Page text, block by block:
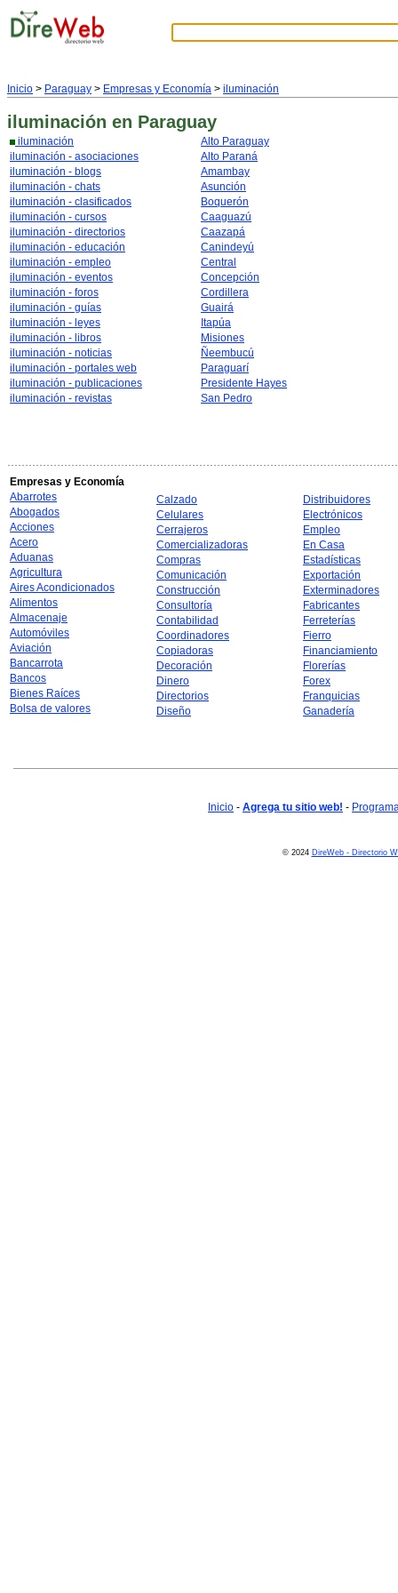
Inicio > Paraguay > Empresas y Economía > iluminación
iluminación en Paraguay
iluminación
iluminación - asociaciones
iluminación - blogs
iluminación - chats
iluminación - clasificados
iluminación - cursos
iluminación - directorios
iluminación - educación
iluminación - empleo
iluminación - eventos
iluminación - foros
iluminación - guías
iluminación - leyes
iluminación - libros
iluminación - noticias
iluminación - portales web
iluminación - publicaciones
iluminación - revistas
Alto Paraguay
Alto Paraná
Amambay
Asunción
Boquerón
Caaguazú
Caazapá
Canindeyú
Central
Concepción
Cordillera
Guairá
Itapúa
Misiones
Ñeembucú
Paraguarí
Presidente Hayes
San Pedro
Empresas y Economía
Abarrotes
Abogados
Acciones
Acero
Aduanas
Agricultura
Aires Acondicionados
Alimentos
Almacenaje
Automóviles
Aviación
Bancarrota
Bancos
Bienes Raíces
Bolsa de valores
Calzado
Celulares
Cerrajeros
Comercializadoras
Compras
Comunicación
Construcción
Consultoría
Contabilidad
Coordinadores
Copiadoras
Decoración
Dinero
Directorios
Diseño
Distribuidores
Electrónicos
Empleo
En Casa
Estadísticas
Exportación
Exterminadores
Fabricantes
Ferreterías
Fierro
Financiamiento
Florerías
Forex
Franquicias
Ganadería
Inicio - Agrega tu sitio web! -
© 2024 DireWeb - Directorio